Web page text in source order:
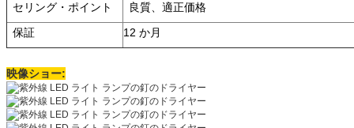
セリング・ポイント
良質、適正価格
保証
12 か月
映像ショー: